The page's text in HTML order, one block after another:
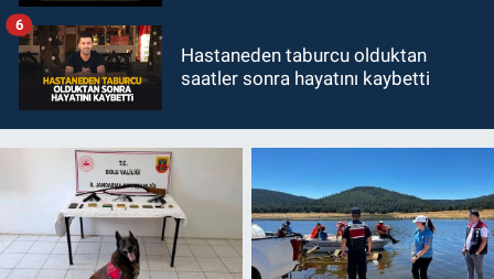
Hastaneden taburcu olduktan
saatler sonra hayatını kaybetti
6